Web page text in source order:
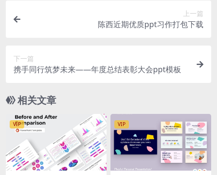
上一篇
陈西近期优质ppt习作打包下载
下一篇
携手同行筑梦未来——年度总结表彰大会ppt模板
相关文章
VIP VIP